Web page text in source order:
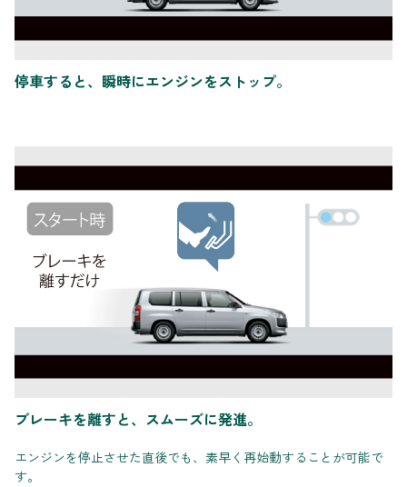
停車すると、瞬時にエンジンをストップ。
ブレーキを離すと、スムーズに発進。
エンジンを停止させた直後でも、素早く再始動することが可能で
す。